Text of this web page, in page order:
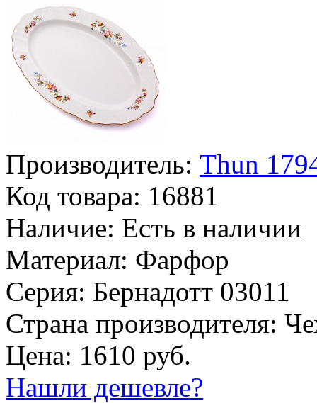
Производитель: Thun
Код товара: 16881
Наличие: Есть в наличии
Материал: Фарфор
Серия: Бернадотт 03011
Страна производителя:
Цена: 1610 руб.
Нашли дешевле?